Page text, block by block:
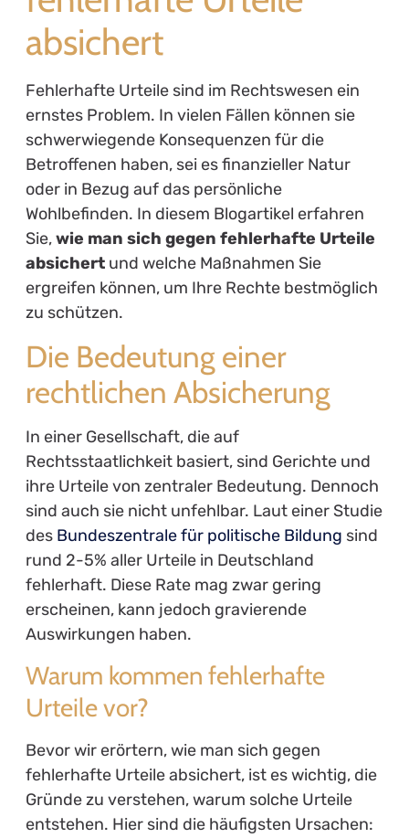
absichert
Fehlerhafte Urteile sind im Rechtswesen ein
ernstes Problem. In vielen Fällen können sie
schwerwiegende Konsequenzen für die
Betroffenen haben, sei es finanzieller Natur
oder in Bezug auf das persönliche
Wohlbefinden. In diesem Blogartikel erfahren
Sie,wie man sich gegen fehlerhafte Urteile
absichertund welche Maßnahmen Sie
ergreifen können, um Ihre Rechte bestmöglich
zu schützen.
Die Bedeutung einer
rechtlichen Absicherung
In einer Gesellschaft, die auf
Rechtsstaatlichkeit basiert, sind Gerichte und
ihre Urteile von zentraler Bedeutung. Dennoch
sind auch sie nicht unfehlbar. Laut einer Studie
des Bundeszentrale für politische Bildung sind
rund 2-5% aller Urteile in Deutschland
fehlerhaft. Diese Rate mag zwar gering
erscheinen, kann jedoch gravierende
Auswirkungen haben.
Warum kommen fehlerhafte
Urteile vor?
Bevor wir erörtern, wie man sich gegen
fehlerhafte Urteile absichert, ist es wichtig, die
Gründe zu verstehen, warum solche Urteile
entstehen. Hier sind die häufigsten Ursachen: